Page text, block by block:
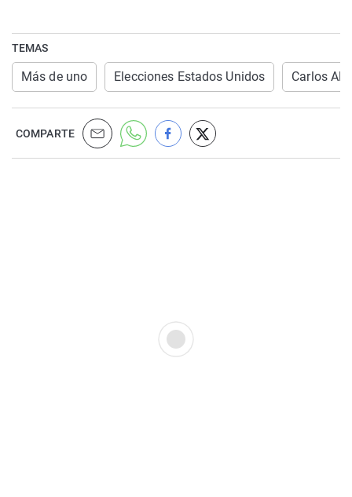
TEMAS
Más de uno Elecciones Estados Unidos Carlos
COMPARTE